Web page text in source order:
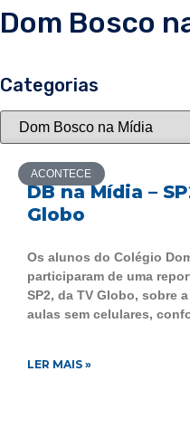
Dom Bosco
Categorias
ACONTECE
DB na Mídia –
Globo
Os alunos do Colégio
participaram de uma
SP2, da TV Globo, sobre
aulas sem celulares,
LER MAIS »